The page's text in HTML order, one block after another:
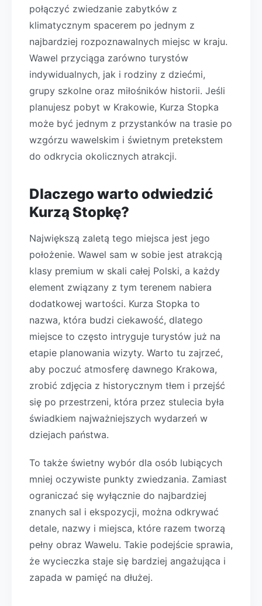
połączyć zwiedzanie zabytków z
klimatycznym spacerem po jednym z
najbardziej rozpoznawalnych miejsc w kraju.
Wawel przyciąga zarówno turystów
indywidualnych, jak i rodziny z dziećmi,
grupy szkolne oraz miłośników historii. Jeśli
planujesz pobyt w Krakowie, Kurza Stopka
może być jednym z przystanków na trasie po
wzgórzu wawelskim i świetnym pretekstem
do odkrycia okolicznych atrakcji.
Dlaczego warto odwiedzić
Kurzą Stopkę?
Największą zaletą tego miejsca jest jego
położenie. Wawel sam w sobie jest atrakcją
klasy premium w skali całej Polski, a każdy
element związany z tym terenem nabiera
dodatkowej wartości. Kurza Stopka to
nazwa, która budzi ciekawość, dlatego
miejsce to często intryguje turystów już na
etapie planowania wizyty. Warto tu zajrzeć,
aby poczuć atmosferę dawnego Krakowa,
zrobić zdjęcia z historycznym tłem i przejść
się po przestrzeni, która przez stulecia była
świadkiem najważniejszych wydarzeń w
dziejach państwa.
To także świetny wybór dla osób lubiących
mniej oczywiste punkty zwiedzania. Zamiast
ograniczać się wyłącznie do najbardziej
znanych sal i ekspozycji, można odkrywać
detale, nazwy i miejsca, które razem tworzą
pełny obraz Wawelu. Takie podejście sprawia,
że wycieczka staje się bardziej angażująca i
zapada w pamięć na dłużej.